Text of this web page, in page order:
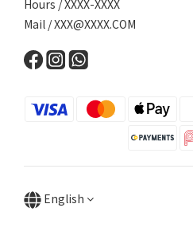
Hours / XXXX-XXXX
Mail /XXX@XXXX.COM
English